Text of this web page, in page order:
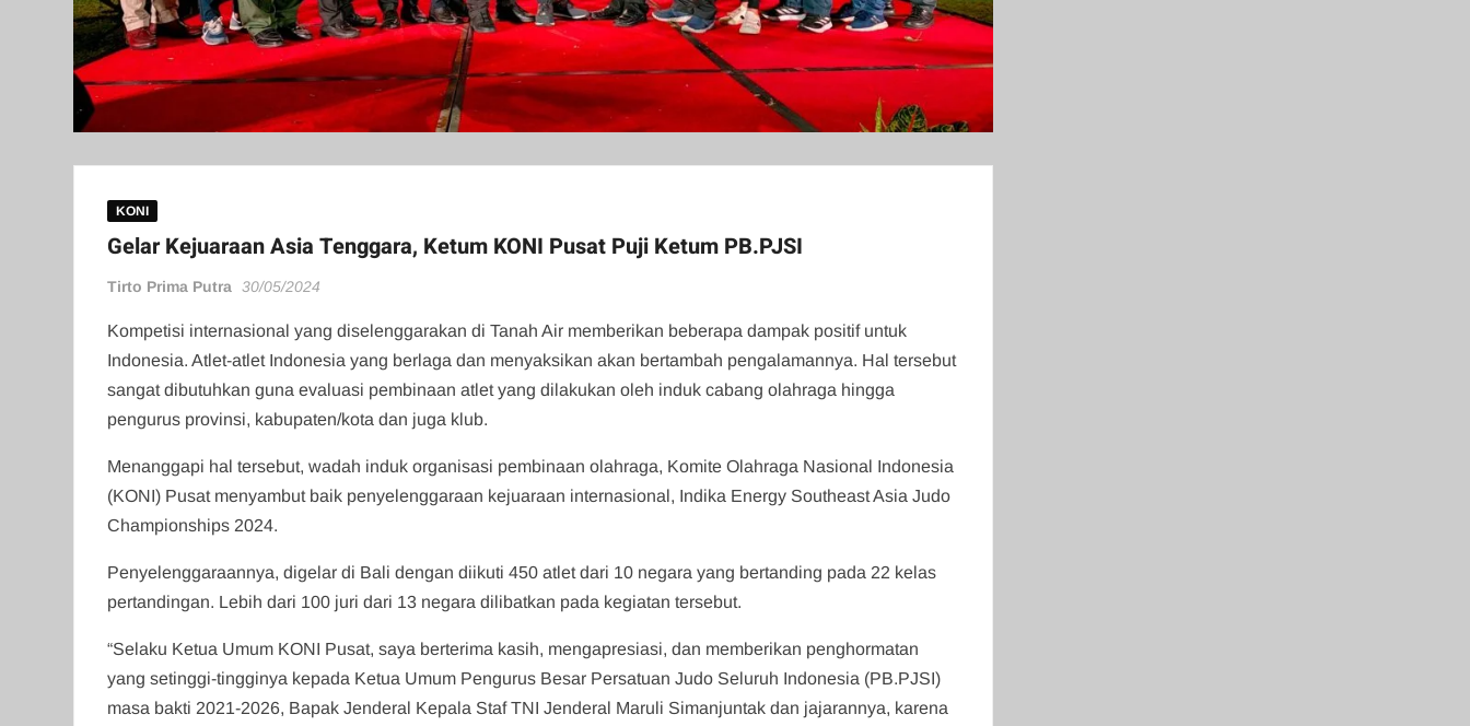
KONI
Gelar Kejuaraan Asia Tenggara, Ketum KONI Pusat Puji Ketum PB.PJSI
Tirto Prima Putra 30/05/2024
Kompetisi internasional yang diselenggarakan di Tanah Air memberikan beberapa dampak positif untuk
Indonesia. Atlet-atlet Indonesia yang berlaga dan menyaksikan akan bertambah pengalamannya. Hal tersebut
sangat dibutuhkan guna evaluasi pembinaan atlet yang dilakukan oleh induk cabang olahraga hingga
pengurus provinsi, kabupaten/kota dan juga klub.
Menanggapi hal tersebut, wadah induk organisasi pembinaan olahraga, Komite Olahraga Nasional Indonesia
(KONI) Pusat menyambut baik penyelenggaraan kejuaraan internasional, Indika Energy Southeast Asia Judo
Championships 2024.
Penyelenggaraannya, digelar di Bali dengan diikuti 450 atlet dari 10 negara yang bertanding pada 22 kelas
pertandingan. Lebih dari 100 juri dari 13 negara dilibatkan pada kegiatan tersebut.
“Selaku Ketua Umum KONI Pusat, saya berterima kasih, mengapresiasi, dan memberikan penghormatan
yang setinggi-tingginya kepada Ketua Umum Pengurus Besar Persatuan Judo Seluruh Indonesia (PB.PJSI)
masa bakti 2021-2026, Bapak Jenderal Kepala Staf TNI Jenderal Maruli Simanjuntak dan jajarannya, karena